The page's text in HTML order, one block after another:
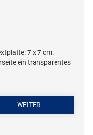
7 x 7 cm.
ein transparentes